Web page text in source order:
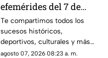
efemérides del 7 de
agosto? Esto se celebra
un día como hoy en
México y el mundo
Te compartimos todos los
sucesos históricos,
deportivos, culturales y más
que marcaron las efemérides
agosto 07, 2026 08:23 a. m.